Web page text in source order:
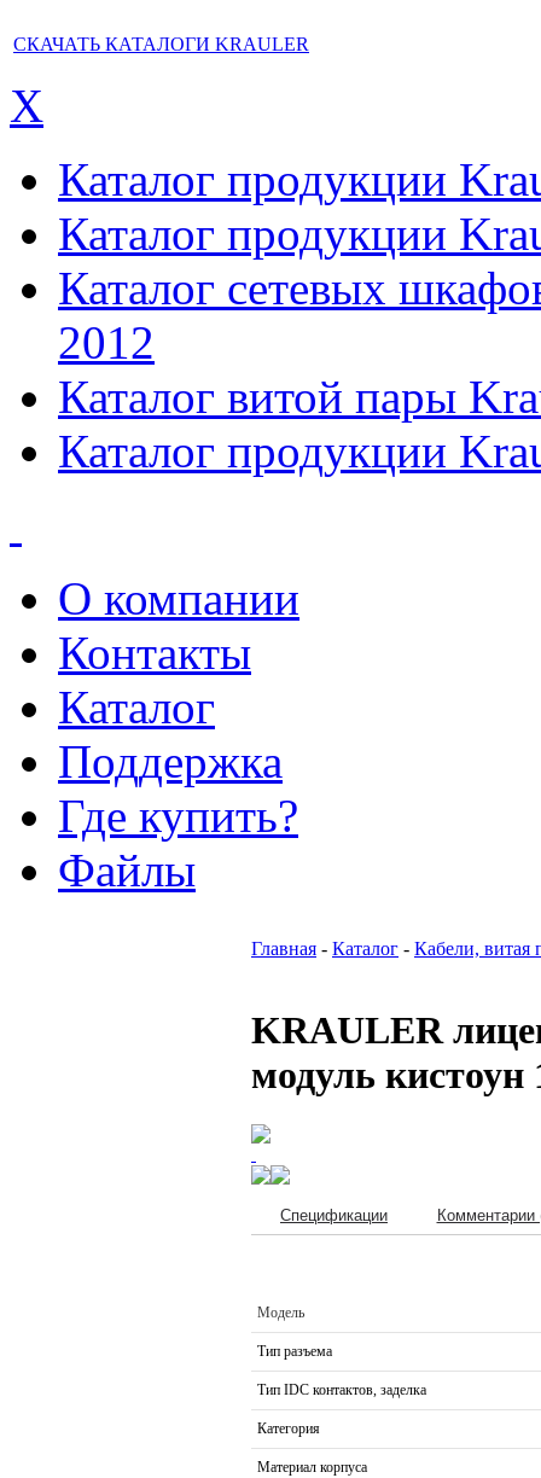
СКАЧАТЬ КАТАЛОГИ KRAULER
X
Каталог продукции
Каталог продукции
Каталог сетевых
2012
Каталог витой пары
Каталог продукции
О компании
Контакты
Каталог
Поддержка
Где купить?
Файлы
Главная - Каталог - Кабели, витая
KRAULER
модуль кистоун
Спецификации Комментарии
Модель
Тип разъема
Тип IDC контактов, заделка
Категория
Материал корпуса